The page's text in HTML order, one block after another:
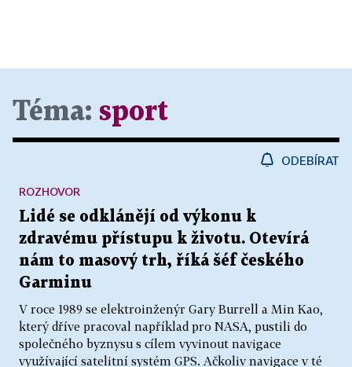
Téma: sport
ODEBÍRAT
Lidé se odklánějí od výkonu k
zdravému přístupu k životu. Otevírá
nám to masový trh, říká šéf českého
Garminu
V roce 1989 se elektroinženýr Gary Burrell a Min Kao,
který dříve pracoval například pro NASA, pustili do
společného byznysu s cílem vyvinout navigace
využívající satelitní systém GPS. Ačkoliv navigace v té
ROZHOVOR